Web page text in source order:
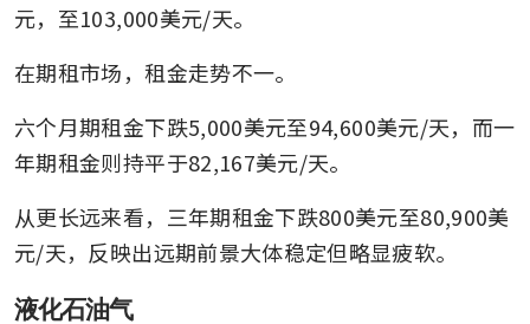
元，至103,000美元/天。
在期租市场，租金走势不一。
六个月期租金下跌5,000美元至94,600美元/天，而一
年期租金则持平于82,167美元/天。
从更长远来看，三年期租金下跌800美元至80,900美
元/天，反映出远期前景大体稳定但略显疲软。
液化石油气